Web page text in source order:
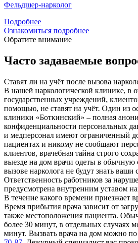
Фельдшер-нарколог
Подробнее
Ознакомиться подробнее
Обратите внимание
Часто задаваемые
Ставят ли на учёт после вызова
В нашей наркологической клинике, в
государственных учреждений,
помощью, не ставят на учёт. Один из
клиники «Боткинский» – полная
конфиденциальности персональных
и медперсонал имеют ограниченный
пациентах и никому не сообщают
клиентов, врачебная тайна строго
выезде на дом врачи одеты в обычную
вызове нарколога не будут знать ваши
Ответственность работников за
предусмотрена внутренним уставом
В течение какого времени приезжает
Время прибытия врача зависит от
также местоположения пациента.
более 30 минут, в отдельных случаях
минут. Вызвать врача на дом можно